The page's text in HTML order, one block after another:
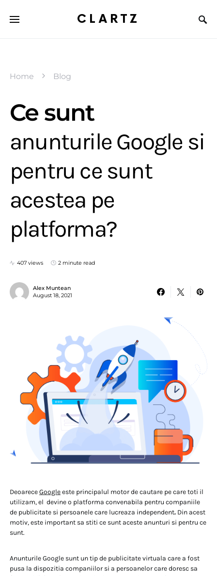
CLARTZ
Home Blog
Ce sunt
anunturile Google si
pentru ce sunt
acestea pe
platforma?
407 views 2 minute read
Alex Muntean
August 18, 2021
DeoareceGoogleeste principalul motor de cautare pe care toti il
utilizam, el devine o platforma convenabila pentru companiile
de publicitate si persoanele care lucreaza independent. Din acest
motiv, este important sa stiti ce sunt aceste anunturi si pentru ce
sunt.
Anunturile Google sunt un tip de publicitate virtuala care a fost
pusa la dispozitia companiilor si a persoanelor care doresc sa